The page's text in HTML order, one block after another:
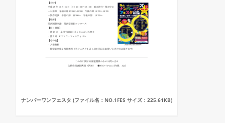
ナンバーワンフェスタ (ファイル名：NO.1FES サイズ：225.61KB)